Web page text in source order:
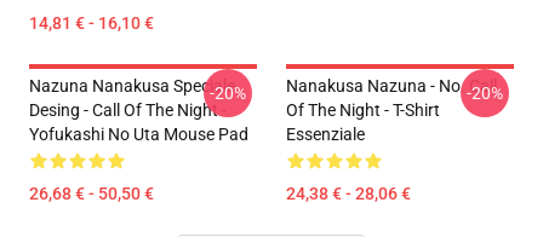
14,81 € - 16,10 €
Nazuna Nanakusa Speciale
Desing - Call Of The Night -
Yofukashi No Uta Mouse Pad
26,68 € - 50,50 €
-20%
Nanakusa Nazuna - No. Call
Of The Night - T-Shirt
Essenziale
24,38 € - 28,06 €
-20%